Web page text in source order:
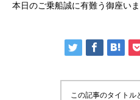
本日のご乗船誠に有難う御座い
この記事のタイトル